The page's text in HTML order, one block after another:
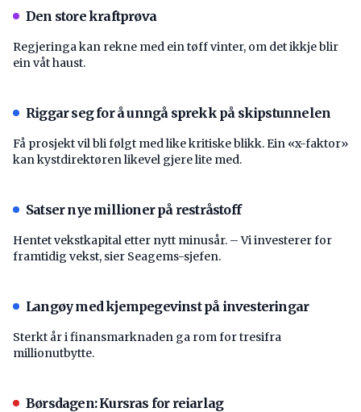
Den store kraftprøva
Regjeringa kan rekne med ein tøff vinter, om det ikkje blir
ein våt haust.
Riggar seg for å unngå sprekk på skipstunnelen
Få prosjekt vil bli følgt med like kritiske blikk. Ein «x-faktor»
kan kystdirektøren likevel gjere lite med.
Satser nye millioner på restråstoff
Hentet vekstkapital etter nytt minusår. – Vi investerer for
framtidig vekst, sier Seagems-sjefen.
Langøy med kjempegevinst på investeringar
Sterkt år i finansmarknaden ga rom for tresifra
millionutbytte.
Børsdagen: Kursras for reiarlag